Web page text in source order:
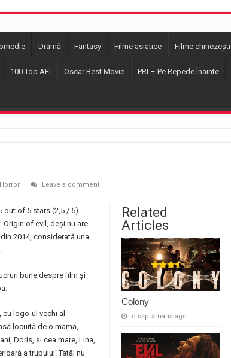
Dramă Fantasy Filme asiatice Filme chinezești
100 Top AFI Oscar Best Movie PRI – Pe Repede Înainte
Horror Leave a comment
Related
Articles
Colony
o săptămână ago
(2,5 / 5)
Origin of evil, deși nu are
2014, considerată una
bune despre film și
logo-ul vechi al
locuită de o mamă,
Doris, și cea mare, Lina,
a trupului. Tatăl nu